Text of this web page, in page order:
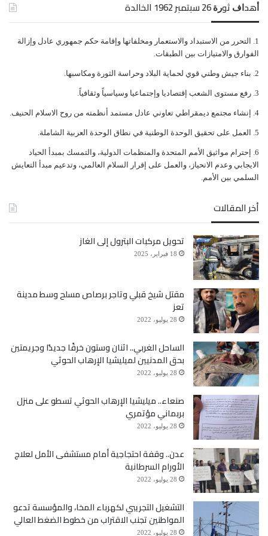
وتطرق اللقاء إلى العقوبات الدولية المفروضة على الشهيد
الزعيم ونجله السفير أحمد علي عبدالله صالح، كما تناول
ملف الأسرى والمعتقلين وضرورة العمل على إنجاز تبادل
ينهي هذا الملف الإنساني الهام على قاعدة “الكل مقابل
الكل”.
وفي ختام اللقاء أكد الجانبان على إدامة هذا اللقاءات
لبلورة رؤى مشتركة للعمل السياسي خلال المرحلة
القادمة.
حضر اللقاء كلٌ من الشيخ ناصر باجيل عضو مجلس
النواب، والعميد عبدالجبار زحزوح قائد قوة خفر السواحل
قطاع البحر الأحمر، وحامد غالب مسئول العلاقات
الخارجية بالمكتب السياسي.
ﺃﻫﺪﺍﻑ ﺛﻮﺭﺓ 26 ﺳﺒﺘﻤﺒﺮ 1962 الخالدة
ﺍﻟﺘﺤﺮﺭ ﻣﻦ ﺍﻻﺳﺘﺒﺪﺍﺩ ﻭﺍﻻﺳﺘﻌﻤﺎﺭ ﻭﻣﺨﻠﻔﺎﺗﻬﺎ ﻭﺇﻗﺎﻣﺔ ﺣﻜﻢ ﺟﻤﻬﻮﺭﻱ ﻋﺎﺩﻝ ﻭﺇﺯﺍﻟﺔ
ﺍﻟﻔﻮﺍﺭﻕ ﻭﺍﻻﻣﺘﻴﺎﺯﺍﺕ ﺑﻴﻦ ﺍﻟﻄﺒﻘﺎﺕ.
ﺑﻨﺎﺀ ﺟﻴﺶ ﻭﻃﻨﻲ ﻗﻮﻱ ﻟﺤﻤﺎﻳﺔ ﺍﻟﺒﻼﺩ ﻭﺣﺮﺍﺳﺔ ﺍﻟﺜﻮﺭﺓ ﻭﻣﻜﺎﺳﺒﻬﺎ.
ﺭﻓﻊ ﻣﺴﺘﻮﻯ ﺍﻟﺸﻌﺐ ﺇﻗﺘﺼﺎﺩﻳﺎ ﻭﺇﺟﺘﻤﺎﻋﻴﺎ ﻭﺳﻴﺎﺳﻴﺎً ﻭﺛﻘﺎﻓﻴﺎً.
ﺇﻧﺸﺎﺀ ﻣﺠﺘﻤﻊ ﺩﻳﻤﻘﺮﺍﻃﻲ ﺗﻌﺎﻭﻧﻲ ﻋﺎﺩﻝ ﻣﺴﺘﻤﺪ ﺃﻧﻈﻤﺘﻪ ﻣﻦ ﺭﻭﺡ ﺍﻻﺳﻼﻡ ﺍﻟﺤﻨﻴﻒ.
ﺍﻟﻌﻤﻞ ﻋﻠﻰ ﺗﺤﻘﻴﻖ ﺍﻟﻮﺣﺪﺓ ﺍﻟﻮﻃﻨﻴﺔ ﻓﻲ ﻧﻄﺎﻕ ﺍﻟﻮﺣﺪﺓ ﺍﻟﻌﺮﺑﻴﺔ ﺍﻟﺸﺎﻣﻠﺔ.
ﺇﺣﺘﺮﺍﻡ ﻣﻮﺍﺛﻴﻖ الأﻣﻢ ﺍﻟﻤﺘﺤﺪﺓ ﻭﺍﻟﻤﻨﻈﻤﺎﺕ ﺍﻟﺪﻭﻟﻴﺔ، ﻭﺍﻟﺘﻤﺴﻚ ﺑﻤﺒﺪﺃ ﺍﻟﺤﻴﺎﺩ
ﺍﻻﻳﺠﺎﺑﻲ ﻭﻋﺪﻡ ﺍﻻﻧﺤﻴﺎﺯ، ﻭﺍﻟﻌﻤﻞ ﻋﻠﻰ ﺇﻗﺮﺍﺭ ﺍﻟﺴﻼﻡ ﺍﻟﻌﺎﻟﻤﻲ، ﻭﺗﺪﻋﻴﻢ ﻣﺒﺪﺃ ﺍﻟﺘﻌﺎﻳﺶ
ﺍﻟﺴﻠﻤﻲ ﺑﻴﻦ ﺍﻷﻣﻢ.
أخر المقالات
تحويل مركبات البترول إلى الغاز
18 فبراير، 2025
مقتل شيخ قبلي وتاجر برصاص مسلح وسط مدينة
تعز
28 يوليو، 2022
الساحل الغربي.. اثنان وستون خرقًا جديدًا وجريمتين
بحق المدنيين لميليشيا الإرهاب الحوثي
28 يوليو، 2022
صنعاء.. ميليشيا الإرهاب الحوثي تسطو على منزل
بربماني مؤتمري
28 يوليو، 2022
عدن.. وقفة احتجاجية أمام مستشفى الأمل لعلاج
الأورام السرطانية
28 يوليو، 2022
التشغيل التجريبي لكهرباء المخا، والمؤسسة تدعو
المواطنين تجنب الاقتراب من خطوط الضغط العالي
28 يوليو، 2022